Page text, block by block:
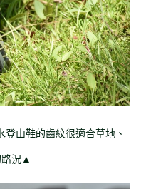
山鞋的齒紋很適合草地、
路況▲